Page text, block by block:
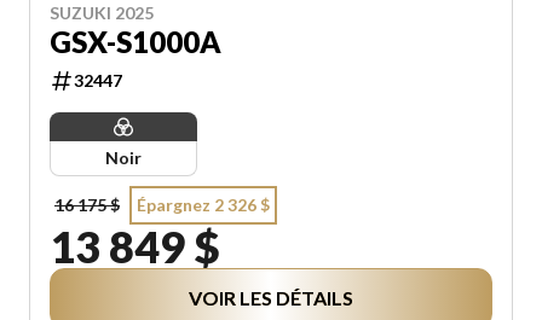
SUZUKI 2025
GSX-S1000A
32447
Noir
16 175 $ Épargnez 2 326 $
13 849 $
VOIR LES DÉTAILS